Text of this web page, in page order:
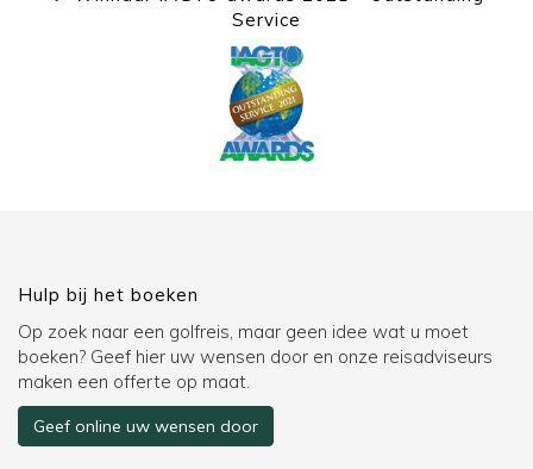
Service
Hulp bij het boeken
Op zoek naar een golfreis, maar geen idee wat u moet
boeken? Geef hier uw wensen door en onze reisadviseurs
maken een offerte op maat.
Geef online uw wensen door